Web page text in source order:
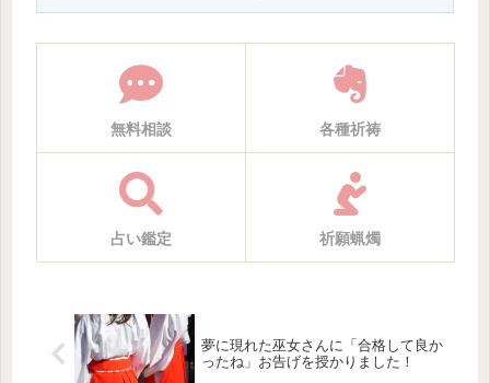
無料相談 各種祈祷
占い鑑定 祈願蝋燭
夢に現れた巫女さんに「合格して良か
ったね」お告げを授かりました！